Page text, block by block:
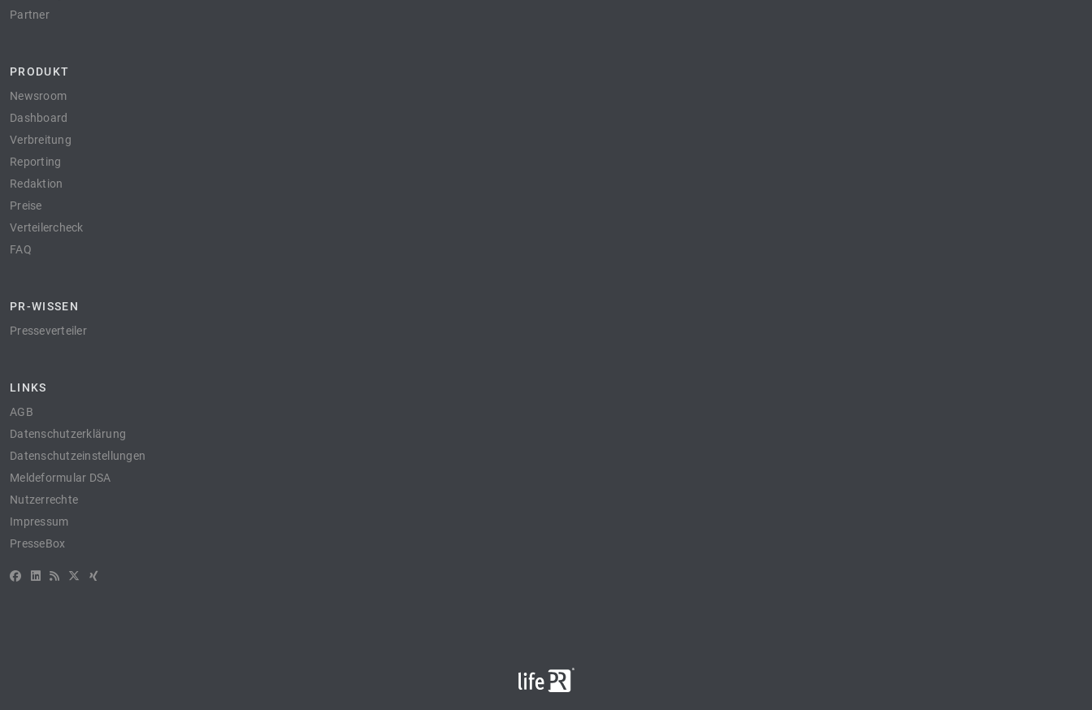
Partner
PRODUKT
Newsroom
Dashboard
Verbreitung
Reporting
Redaktion
Preise
Verteilercheck
FAQ
PR-WISSEN
Presseverteiler
LINKS
AGB
Datenschutzerklärung
Datenschutzeinstellungen
Meldeformular DSA
Nutzerrechte
Impressum
PresseBox